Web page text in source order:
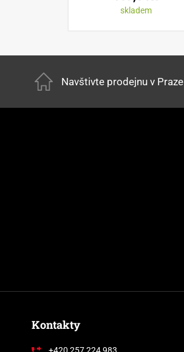
skladem
Navštivte prodejnu v Praze
Kontakty